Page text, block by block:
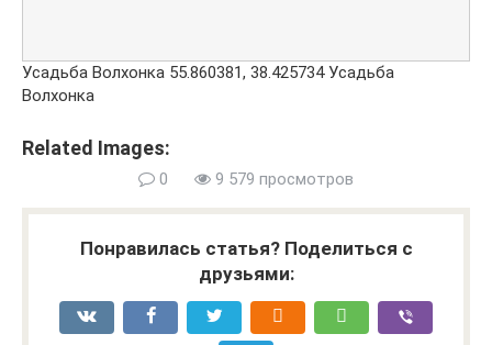
Усадьба Волхонка 55.860381, 38.425734 Усадьба
Волхонка
Related Images:
0 9 579 просмотров
Понравилась статья? Поделиться с
друзьями: